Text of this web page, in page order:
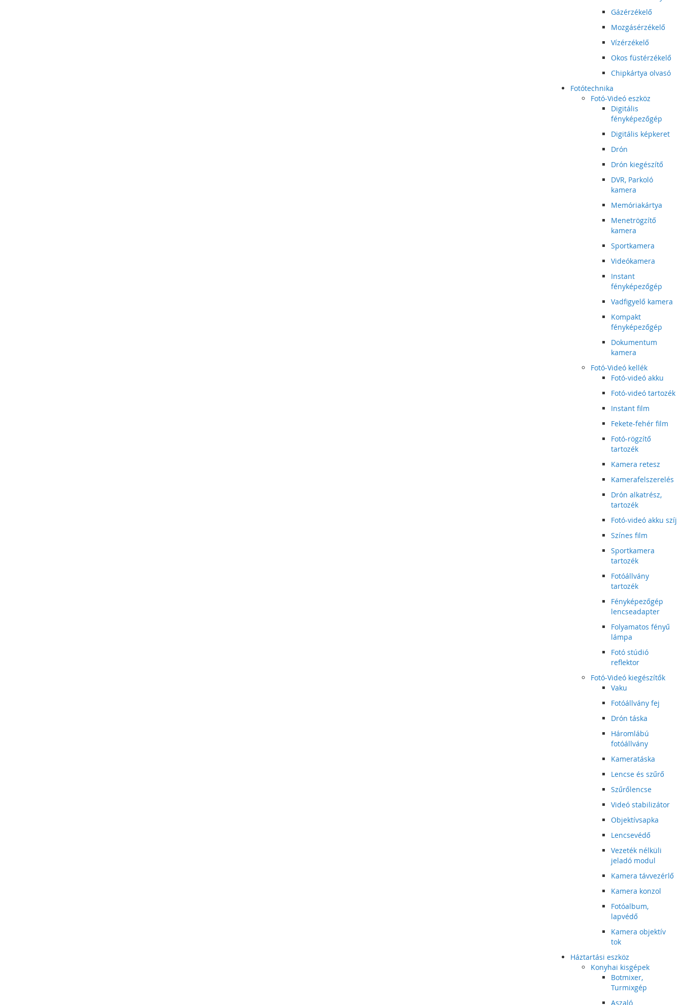
Gázérzékelő
Mozgásérzékelő
Vízérzékelő
Okos füstérzékelő
Chipkártya olvasó
Fotótechnika
Fotó-Videó eszköz
Digitális
fényképezőgép
Digitális képkeret
Drón
Drón kiegészítő
DVR, Parkoló
kamera
Memóriakártya
Menetrögzítő
kamera
Sportkamera
Videókamera
Instant
fényképezőgép
Vadfigyelő kamera
Kompakt
fényképezőgép
Dokumentum
kamera
Fotó-Videó kellék
Fotó-videó akku
Fotó-videó tartozék
Instant film
Fekete-fehér film
Fotó-rögzítő
tartozék
Kamera retesz
Kamerafelszerelés
Drón alkatrész,
tartozék
Fotó-videó akku szíj
Színes film
Sportkamera
tartozék
Fotóállvány
tartozék
Fényképezőgép
lencseadapter
Folyamatos fényű
lámpa
Fotó stúdió
reflektor
Fotó-Videó kiegészítők
Vaku
Fotóállvány fej
Drón táska
Háromlábú
fotóállvány
Kameratáska
Lencse és szűrő
Szűrőlencse
Videó stabilizátor
Objektívsapka
Lencsevédő
Vezeték nélküli
jeladó modul
Kamera távvezérlő
Kamera konzol
Fotóalbum,
lapvédő
Kamera objektív
tok
Háztartási eszköz
Konyhai kisgépek
Botmixer,
Turmixgép
Aszaló